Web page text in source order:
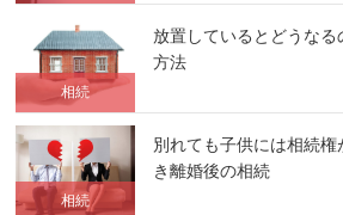
相続
放置しているとどうなる
方法
相続
別れても子供には相続
き離婚後の相続